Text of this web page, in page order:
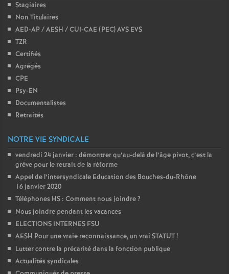
Stagiaires
Non Titulaires
AED-AP / AESH / CUI-CAE (PEC) AVS EVS
TZR
Certifiés
Agrégés
CPE
Psy-EN
Documentalistes
Retraités
NOTRE VIE SYNDICALE
vendredi 24 janvier : démontrer qu’au-delà de l’âge pivot, c’est la
grève pour le retrait de la réforme
Appel de l’intersyndicale Education des Bouches-du-Rhône
16 janvier 2020
Téléphones HS : Comment nous joindre?
Nous joindre pendant les vacances
ELECTIONS INTERNES FSU
AESH Pour une vraie reconnaissance, un vrai STATUT!
Lutter contre la précarité dans la fonction publique
Actualités syndicales